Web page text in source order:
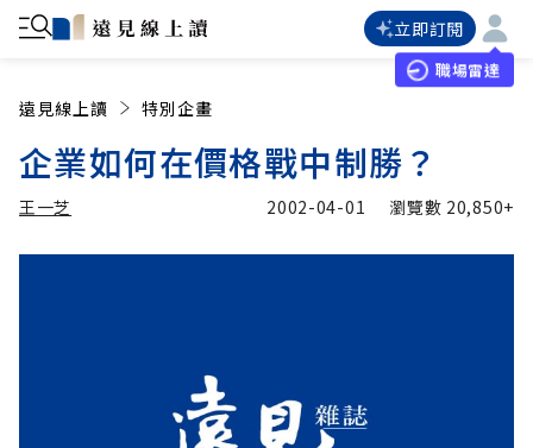
立即訂閱
職場雷達
遠見線上讀 特別企畫
企業如何在價格戰中制勝？
王一芝 2002-04-01 瀏覽數 20,850+